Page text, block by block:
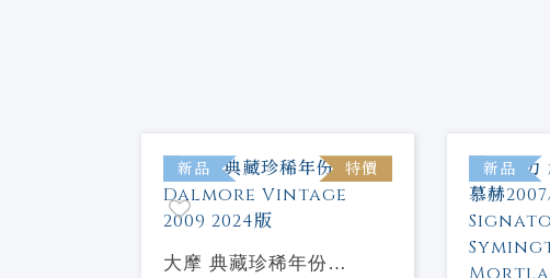
新品 特價
大摩 典藏珍稀年份
新品